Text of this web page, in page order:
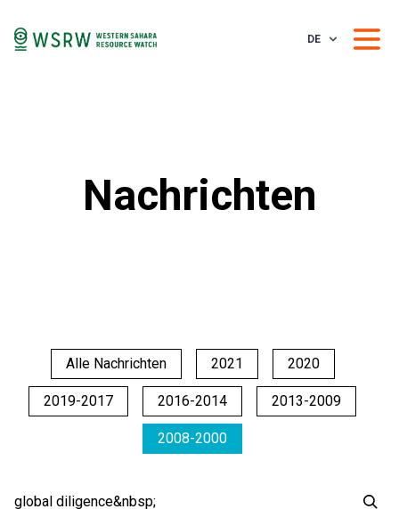
DE
Nachrichten
Alle Nachrichten 2021 2020
2019-2017 2016-2014 2013-2009
2008-2000